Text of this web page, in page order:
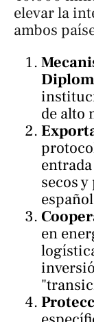
elevar la
ambos
de alto
secos
en